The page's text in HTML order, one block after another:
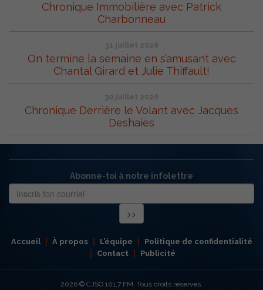
Chronique Immobilière avec Patrick
Charbonneau
31 juillet 2026
On termine la semaine en s’amusant avec
Chantal Girard et Julie Thiffault!
30 juillet 2026
Chronique Derrière le Volant avec Jacques
Deshaies
Abonne-toi à notre infolettre
Accueil À propos L’équipe
Politique de confidentialité
Contact
Publicité
2026 © CJSO 101,7 FM. Tous droits réservés.